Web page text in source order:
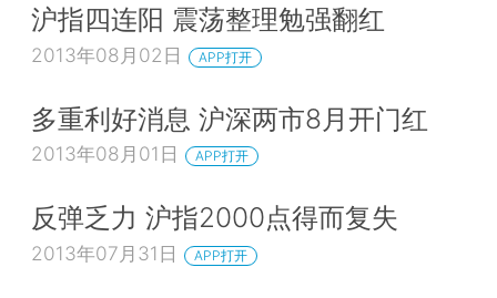
沪指四连阳 震荡整理勉强翻红
2013年08月02日 APP打开
多重利好消息 沪深两市8月开门红
2013年08月01日 APP打开
反弹乏力 沪指2000点得而复失
2013年07月31日 APP打开